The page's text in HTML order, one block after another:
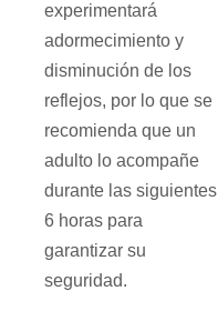
experimentará
adormecimiento y
disminución de los
reflejos, por lo que se
recomienda que un
adulto lo acompañe
durante las siguientes
6 horas para
garantizar su
seguridad.